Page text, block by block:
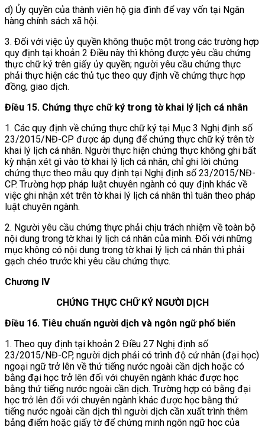
d) Ủy quyền của thành viên hộ gia đình để vay vốn tại Ngân
hàng chính sách xã hội.
3. Đối với việc ủy quyền không thuộc một trong các trường hợp
quy định tại khoản 2 Điều này thì không được yêu cầu chứng
thực chữ ký trên giấy ủy quyền; người yêu cầu chứng thực
phải thực hiện các thủ tục theo quy định về chứng thực hợp
đồng, giao dịch.
Điều 15. Chứng thực chữ ký trong tờ khai lý lịch cá nhân
1. Các quy định về chứng thực chữ ký tại Mục 3 Nghị định số
23/2015/NĐ-CP được áp dụng để chứng thực chữ ký trên tờ
khai lý lịch cá nhân. Người thực hiện chứng thực không ghi bất
kỳ nhận xét gì vào tờ khai lý lịch cá nhân, chỉ ghi lời chứng
chứng thực theo mẫu quy định tại Nghị định số 23/2015/NĐ-
CP. Trường hợp pháp luật chuyên ngành có quy định khác về
việc ghi nhận xét trên tờ khai lý lịch cá nhân thì tuân theo pháp
luật chuyên ngành.
2. Người yêu cầu chứng thực phải chịu trách nhiệm về toàn bộ
nội dung trong tờ khai lý lịch cá nhân của mình. Đối với những
mục không có nội dung trong tờ khai lý lịch cá nhân thì phải
gạch chéo trước khi yêu cầu chứng thực.
Chương IV
CHỨNG THỰC CHỮ KÝ NGƯỜI DỊCH
Điều 16. Tiêu chuẩn người dịch và ngôn ngữ phổ biến
1. Theo quy định tại khoản 2 Điều 27 Nghị định số
23/2015/NĐ-CP, người dịch phải có trình độ cử nhân (đại học)
ngoại ngữ trở lên về thứ tiếng nước ngoài cần dịch hoặc có
bằng đại học trở lên đối với chuyên ngành khác được học
bằng thứ tiếng nước ngoài cần dịch. Trường hợp có bằng đại
học trở lên đối với chuyên ngành khác được học bằng thứ
tiếng nước ngoài cần dịch thì người dịch cần xuất trình thêm
bảng điểm hoặc giấy tờ để chứng minh ngôn ngữ học của